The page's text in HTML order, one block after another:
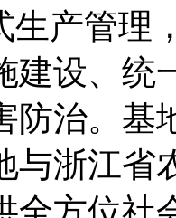
生产管理
建设、统
防治。基
与浙江省